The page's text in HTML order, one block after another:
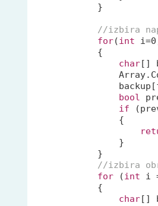
            }
//izbira
for(int i=0
            {
char[]
                backup[
bool
if
                {
                }
            }
//izbira
for (int i
            {
char[]